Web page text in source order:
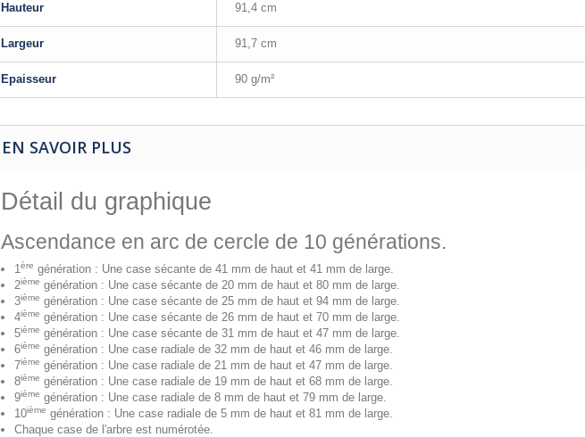
Hauteur 91,4 cm
Largeur 91,7 cm
Epaisseur 90 g/m²
EN SAVOIR PLUS
Détail du graphique
Ascendance en arc de cercle de 10 générations.
1ère génération : Une case sécante de 41 mm de haut et 41 mm de large.
2ième génération : Une case sécante de 20 mm de haut et 80 mm de large.
3ième génération : Une case sécante de 25 mm de haut et 94 mm de large.
4ième génération : Une case sécante de 26 mm de haut et 70 mm de large.
5ième génération : Une case sécante de 31 mm de haut et 47 mm de large.
6ième génération : Une case radiale de 32 mm de haut et 46 mm de large.
7ième génération : Une case radiale de 21 mm de haut et 47 mm de large.
8ième génération : Une case radiale de 19 mm de haut et 68 mm de large.
9ième génération : Une case radiale de 8 mm de haut et 79 mm de large.
10ième génération : Une case radiale de 5 mm de haut et 81 mm de large.
Chaque case de l'arbre est numérotée.